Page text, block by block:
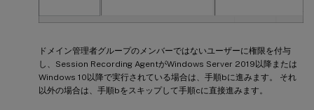
ドメイン管理者グループのメンバーではないユーザーに権限を付与
し、Session Recording AgentがWindows Server 2019以降または
Windows 10以降で実行されている場合は、手順bに進みます。 それ
以外の場合は、手順bをスキップして手順cに直接進みます。